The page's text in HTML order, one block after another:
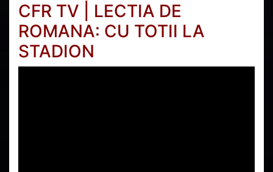
CFR TV | LECTIA DE
ROMANA: CU TOTII LA
STADION